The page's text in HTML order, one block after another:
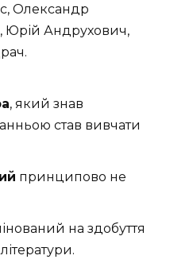
Олександр
Юрій Андрухович,
, який знав
став вивчати
принципово не
на здобуття